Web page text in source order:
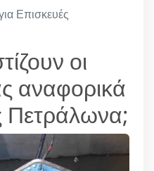
Επισκευές
οι
αναφορικά
Πετράλωνα;